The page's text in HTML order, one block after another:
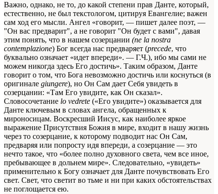
Важно, однако, не то, до какой степени прав Данте, который,
естественно, не был текстологом, цитируя Евангелие; важен
сам ход его мысли. Ангел «говорит, — пишет далее поэт, —
"Он вас предварит", а не говорит "Он будет с вами", давая
этим понять, что в нашем созерцании (ne la nostra
contemplazione) Бог всегда нас предваряет (precede, что
буквально означает «идет впереди». — Г.Ч.), ибо мы сами не
можем никогда здесь Его достичь». Таким образом, Данте
говорит о том, что Бога невозможно достичь или коснуться (в
оригинале giungere), но Он Сам дает Себя увидеть в
созерцании: «Там Его увидите, как Он сказал».
Словосочетание lo vedrete («Его увидите») оказывается для
Данте ключевым в словах ангела, обращенных к
мироносицам. Воскресший Иисус, как наиболее яркое
выражение Присутствия Божия в мире, входит в нашу жизнь
через то созерцание, к которому подводит нас Он Сам,
предваряя или попросту идя впереди, а созерцание — это
нечто такое, что «более полно духовного света, чем все иное,
пребывающее в дольнем мире». Следовательно, «увидеть»
применительно к Богу означает для Данте почувствовать Его
свет. Свет, что светит во тьме и ни при каких обстоятельствах
не поглощается ею.